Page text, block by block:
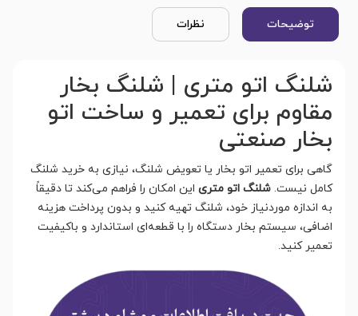
توضیحات نظرات
شلنگ اتو متری | شلنگ بخار
مقاوم برای تعمیر و ساخت اتو
بخار صنعتی
گاهی برای تعمیر اتو بخار یا تعویض شلنگ، نیازی به خرید شلنگ
کامل نیست. شلنگ اتو متری این امکان را فراهم می‌کند تا دقیقاً
به اندازه موردنیاز خود، شلنگ تهیه کنید و بدون پرداخت هزینه
اضافی، سیستم بخار دستگاه را با قطعه‌ای استاندارد و باکیفیت
تعمیر کنید.